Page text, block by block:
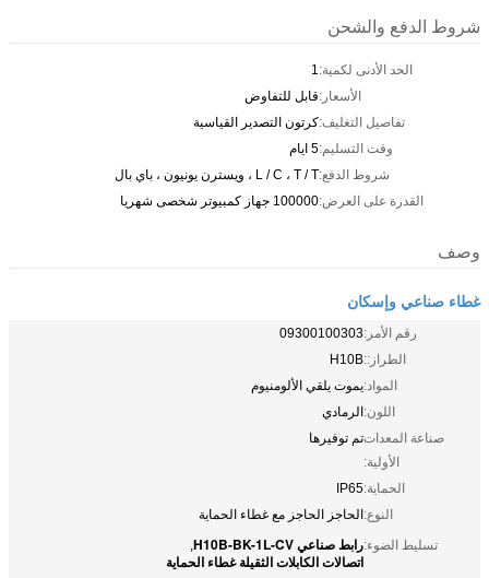
شروط الدفع والشحن
الحد الأدنى لكمية:1
الأسعار:قابل للتفاوض
تفاصيل التغليف:كرتون التصدير القياسية
وقت التسليم:5 ايام
شروط الدفع:L / C ، T / T ، ويسترن يونيون ، باي بال
القدرة على العرض:100000 جهاز كمبيوتر شخصى شهريا
وصف
غطاء صناعي وإسكان
رقم الأمر:09300100303
الطراز::H10B
المواد:يموت يلقي الألومنيوم
اللون:الرمادي
صناعة المعدات
الأولية:
تم توفيرها
الحماية:IP65
النوع:الحاجز الحاجز مع غطاء الحماية
تسليط الضوء:رابط صناعي H10B-BK-1L-CV ,
اتصالات الكابلات الثقيلة غطاء الحماية